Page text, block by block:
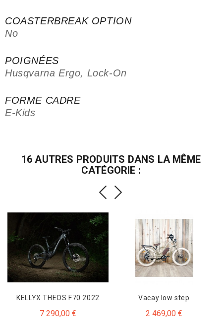
COASTERBREAK OPTION
No
POIGNÉES
Husqvarna Ergo, Lock-On
FORME CADRE
E-Kids
16 AUTRES PRODUITS DANS LA MÊME
CATÉGORIE :
KELLYX THEOS F70 2022
Prix
7 290,00 €
Vacay low step
Prix
2 469,00 €